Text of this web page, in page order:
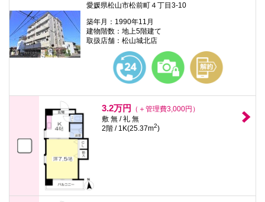
愛媛県松山市松前町４丁目3-10
築年月：1990年11月
建物階数：地上5階建て
取扱店舗：松山城北店
3.2万円
（＋管理費3,000円）
敷 無 / 礼 無
2階 / 1K(25.37m2)